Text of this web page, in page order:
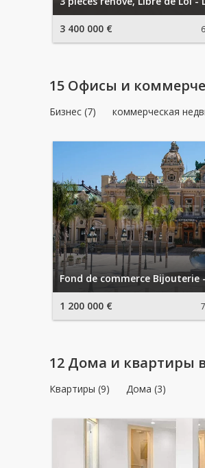
3 400 000 €
15 Офисы и
Бизнес (7) коммерческая
Fond de commerce Bijouterie
1 200 000 €
12 Дома и квартиры
Квартиры (9) Дома (3)